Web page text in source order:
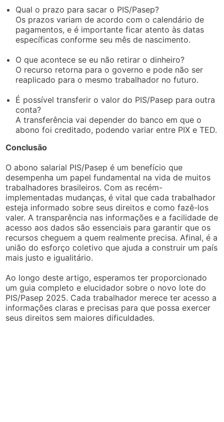
Qual o prazo para sacar o PIS/Pasep?
Os prazos variam de acordo com o calendário de
pagamentos, e é importante ficar atento às datas
específicas conforme seu mês de nascimento.
O que acontece se eu não retirar o dinheiro?
O recurso retorna para o governo e pode não ser
reaplicado para o mesmo trabalhador no futuro.
É possível transferir o valor do PIS/Pasep para outra
conta?
A transferência vai depender do banco em que o
abono foi creditado, podendo variar entre PIX e TED.
Conclusão
O abono salarial PIS/Pasep é um benefício que
desempenha um papel fundamental na vida de muitos
trabalhadores brasileiros. Com as recém-
implementadas mudanças, é vital que cada trabalhador
esteja informado sobre seus direitos e como fazê-los
valer. A transparência nas informações e a facilidade de
acesso aos dados são essenciais para garantir que os
recursos cheguem a quem realmente precisa. Afinal, é a
união do esforço coletivo que ajuda a construir um país
mais justo e igualitário.
Ao longo deste artigo, esperamos ter proporcionado
um guia completo e elucidador sobre o novo lote do
PIS/Pasep 2025. Cada trabalhador merece ter acesso a
informações claras e precisas para que possa exercer
seus direitos sem maiores dificuldades.